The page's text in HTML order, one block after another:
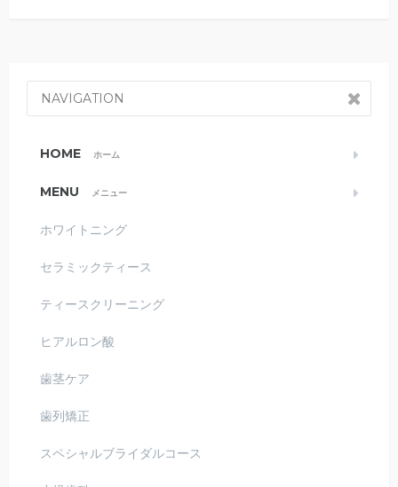
NAVIGATION
HOME ホーム
MENU メニュー
ホワイトニング
セラミックティース
ティースクリーニング
ヒアルロン酸
歯茎ケア
歯列矯正
スペシャルブライダルコース